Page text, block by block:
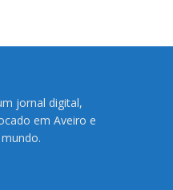
jornal digital,
em Aveiro e